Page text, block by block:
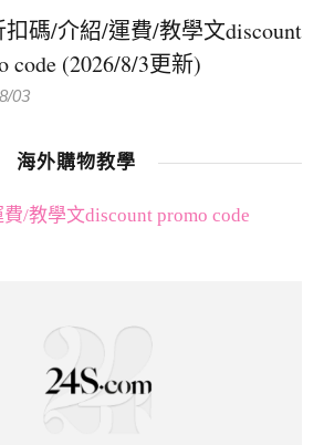
扣碼/介紹/運費/教學文discount
code (2026/8/3更新)
03
海外購物教學
/教學文discount promo code